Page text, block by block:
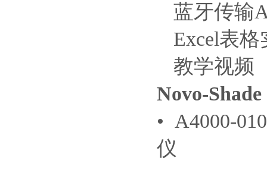
蓝牙传输
Excel表格
教学视频
Novo-
• A4000-
仪